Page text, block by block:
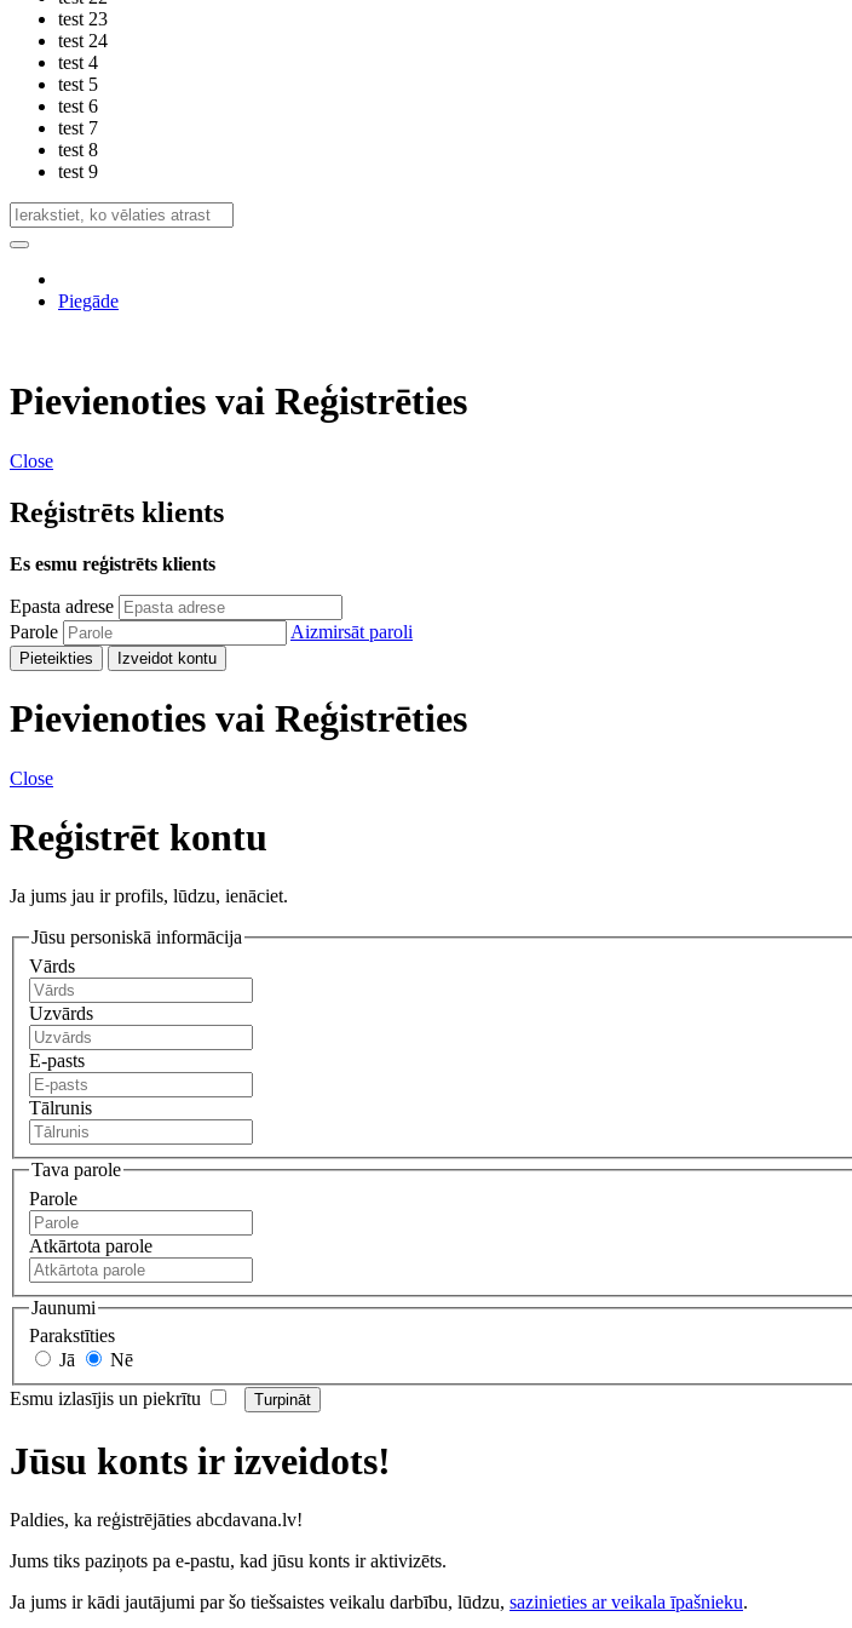
test 23
test 24
test 4
test 5
test 6
test 7
test 8
test 9
Piegāde
Pievienoties vai Reģistrēties
Close
Reģistrēts klients
Es esmu reģistrēts klients
Epasta adrese
Parole
Aizmirsāt paroli
Pieteikties Izveidot kontu
Pievienoties vai Reģistrēties
Close
Reģistrēt kontu
Ja jums jau ir profils, lūdzu, ienāciet.
Jūsu personiskā informācija
Vārds
Uzvārds
E-pasts
Tālrunis
Tava parole
Parole
Atkārtota parole
Jaunumi
Parakstīties
Jā
Nē
Esmu izlasījis un piekrītu
Jūsu konts ir izveidots!
Paldies, ka reģistrējāties abcdavana.lv!
Jums tiks paziņots pa e-pastu, kad jūsu konts ir aktivizēts.
Ja jums ir kādi jautājumi par šo tiešsaistes veikalu darbību, lūdzu, sazinieties ar veikala īpašnieku.